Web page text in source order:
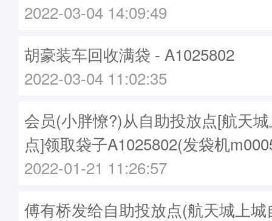
2022-03-04 14:09:49
胡豪装车回收满袋 - A1025802
2022-03-04 11:02:35
会员(小胖憭?)从自助投放点[航天
点]领取袋子A1025802(发袋机
2022-01-21 11:26:57
傅有桥发给自助投放点(航天城上